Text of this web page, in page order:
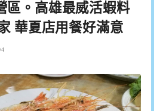
區。高雄最威活蝦料
華夏店用餐好滿意